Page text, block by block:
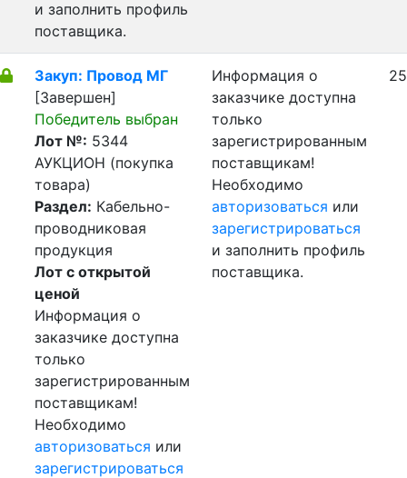
и заполнить профиль
поставщика.
Закуп: Провод МГ
[Завершен]
Победитель выбран
Лот №: 5344
АУКЦИОН (покупка
товара)
Раздел: Кабельно-
проводниковая
продукция
Лот с открытой
ценой
Информация о
заказчике доступна
только
зарегистрированным
поставщикам!
Необходимо
авторизоваться или
зарегистрироваться
Информация о
заказчике доступна
только
зарегистрированным
поставщикам!
Необходимо
авторизоваться или
зарегистрироваться
и заполнить профиль
поставщика.